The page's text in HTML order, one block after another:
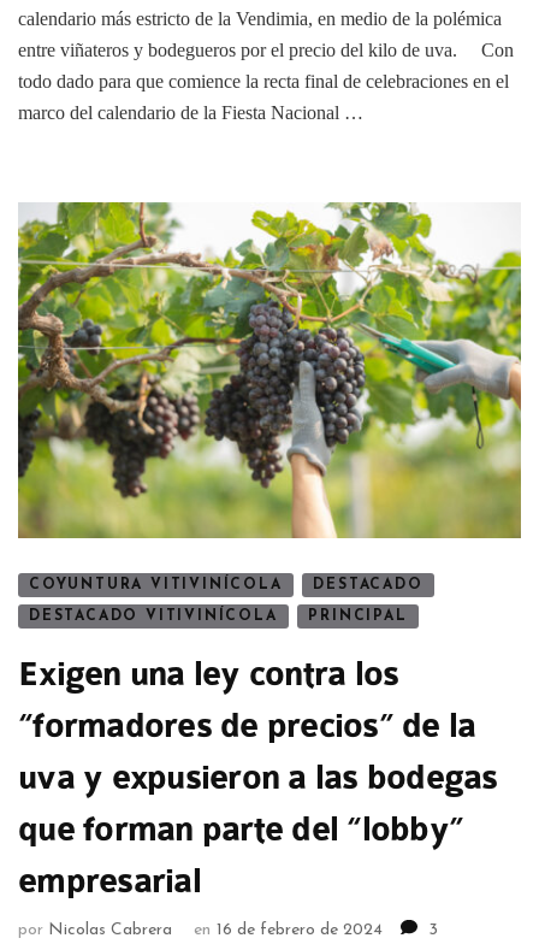
calendario más estricto de la Vendimia, en medio de la polémica
entre viñateros y bodegueros por el precio del kilo de uva. Con
todo dado para que comience la recta final de celebraciones en el
marco del calendario de la Fiesta Nacional …
COYUNTURA VITIVINÍCOLA DESTACADO
DESTACADO VITIVINÍCOLA PRINCIPAL
Exigen una ley contra los
“formadores de precios” de la
uva y expusieron a las bodegas
que forman parte del “lobby”
empresarial
por Nicolas Cabrera en 16 de febrero de 2024
3